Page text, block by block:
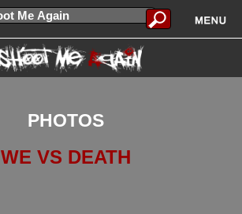
PHOTOS
WE VS DEATH